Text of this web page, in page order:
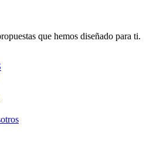
que hemos diseñado para ti.